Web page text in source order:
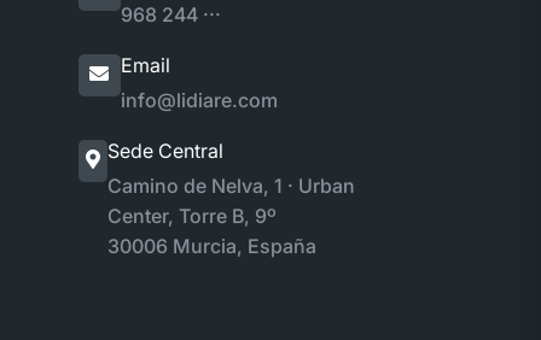
968 244 ···
Email
info@lidiare.com
Sede Central
Camino de Nelva, 1 · Urban
Center, Torre B, 9º
30006 Murcia, España